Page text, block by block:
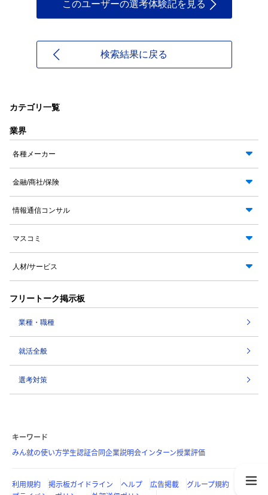
このユーザーの選考体験記を見る
検索結果に戻る
カテゴリ一覧
業界
各種メーカー
金融/商社/保険
情報通信コンサル
マスコミ
人材/サービス
フリートーク掲示板
業種・職種
就活全般
選考対策
キーワード
みん就の使い方学生認証合同企業説明会インターン授業評価
利用規約 掲示板ガイドライン ヘルプ 広告掲載
グループ規約